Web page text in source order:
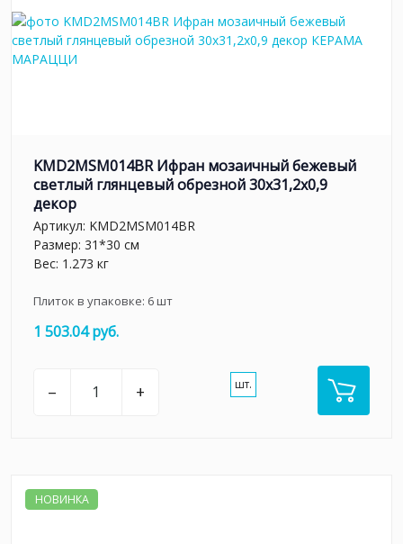
KMD2MSM014BR Ифран мозаичный бежевый
светлый глянцевый обрезной 30x31,2x0,9
декор
Артикул: KMD2MSM014BR
Размер: 31*30 см
Вес: 1.273 кг
Плиток в упаковке: 6шт
1 503.04 руб.
– + шт.
НОВИНКА